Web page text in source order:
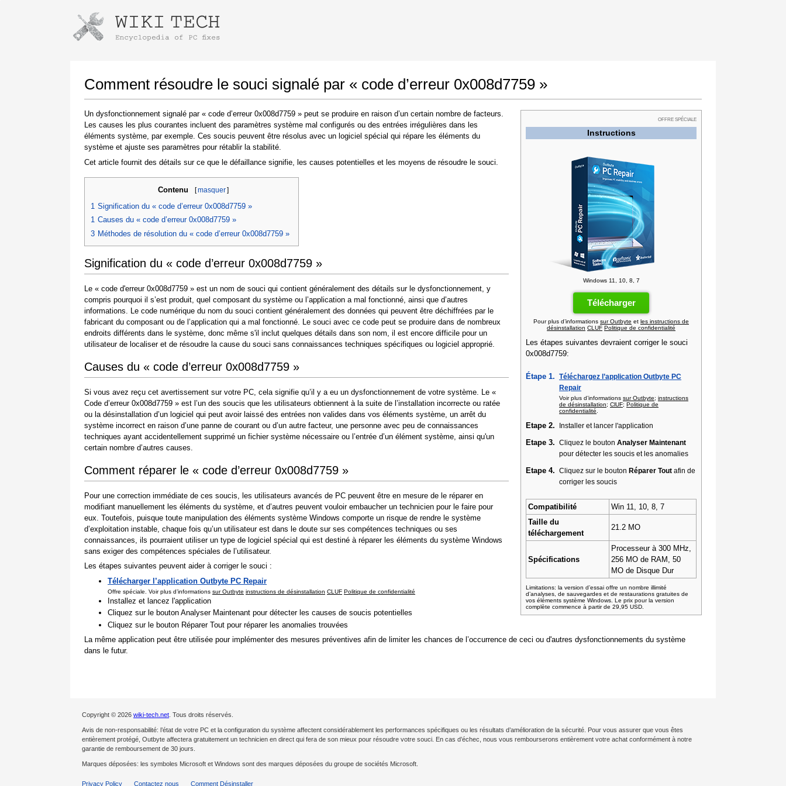
Comment résoudre le souci signalé par « code d’erreur 0x008d7759 »
OFFRE SPÉCIALE
Instructions
Windows 11, 10, 8, 7
Télécharger
Pour plus d’informations sur Outbyte et les instructions de
désinstallation CLUF Politique de confidentialité
Les étapes suivantes devraient corriger le souci
0x008d7759:
Étape 1.
Téléchargez l’application Outbyte PC
Repair
Voir plus d’informations sur Outbyte; instructions
de désinstallation; ClUF; Politique de
confidentialité
Etape 2. Installer et lancer l'application
Etape 3. Cliquez le bouton Analyser Maintenant
pour détecter les soucis et les anomalies
Etape 4. Cliquez sur le bouton Réparer Tout afin de
corriger les soucis
Compatibilité
Win 11, 10, 8, 7
Taille du
téléchargement
21.2 MO
Spécifications
Processeur à 300 MHz,
256 MO de RAM, 50
MO de Disque Dur
Limitations: la version d’essai offre un nombre illimité
d’analyses, de sauvegardes et de restaurations gratuites de
vos éléments système Windows. Le prix pour la version
complète commence à partir de 29,95 USD.
Un dysfonctionnement signalé par « code d’erreur 0x008d7759 » peut se produire en raison d’un certain nombre de facteurs.
Les causes les plus courantes incluent des paramètres système mal configurés ou des entrées irrégulières dans les
éléments système, par exemple. Ces soucis peuvent être résolus avec un logiciel spécial qui répare les éléments du
système et ajuste ses paramètres pour rétablir la stabilité.
Cet article fournit des détails sur ce que le défaillance signifie, les causes potentielles et les moyens de résoudre le souci.
Contenu [masquer]
1 Signification du « code d’erreur 0x008d7759 »
1 Causes du « code d’erreur 0x008d7759 »
3 Méthodes de résolution du « code d’erreur 0x008d7759 »
Signification du « code d’erreur 0x008d7759 »
Le « code d'erreur 0x008d7759 » est un nom de souci qui contient généralement des détails sur le dysfonctionnement, y
compris pourquoi il s’est produit, quel composant du système ou l’application a mal fonctionné, ainsi que d’autres
informations. Le code numérique du nom du souci contient généralement des données qui peuvent être déchiffrées par le
fabricant du composant ou de l’application qui a mal fonctionné. Le souci avec ce code peut se produire dans de nombreux
endroits différents dans le système, donc même s'il inclut quelques détails dans son nom, il est encore difficile pour un
utilisateur de localiser et de résoudre la cause du souci sans connaissances techniques spécifiques ou logiciel approprié.
Causes du « code d’erreur 0x008d7759 »
Si vous avez reçu cet avertissement sur votre PC, cela signifie qu’il y a eu un dysfonctionnement de votre système. Le «
Code d’erreur 0x008d7759 » est l’un des soucis que les utilisateurs obtiennent à la suite de l’installation incorrecte ou ratée
ou la désinstallation d’un logiciel qui peut avoir laissé des entrées non valides dans vos éléments système, un arrêt du
système incorrect en raison d’une panne de courant ou d’un autre facteur, une personne avec peu de connaissances
techniques ayant accidentellement supprimé un fichier système nécessaire ou l’entrée d’un élément système, ainsi qu'un
certain nombre d’autres causes.
Comment réparer le « code d’erreur 0x008d7759 »
Pour une correction immédiate de ces soucis, les utilisateurs avancés de PC peuvent être en mesure de le réparer en
modifiant manuellement les éléments du système, et d’autres peuvent vouloir embaucher un technicien pour le faire pour
eux. Toutefois, puisque toute manipulation des éléments système Windows comporte un risque de rendre le système
d’exploitation instable, chaque fois qu’un utilisateur est dans le doute sur ses compétences techniques ou ses
connaissances, ils pourraient utiliser un type de logiciel spécial qui est destiné à réparer les éléments du système Windows
sans exiger des compétences spéciales de l’utilisateur.
Les étapes suivantes peuvent aider à corriger le souci :
Télécharger l’application Outbyte PC Repair
Offre spéciale. Voir plus d’informations sur Outbyte instructions de désinstallation CLUF Politique de confidentialité
Installez et lancez l'application
Cliquez sur le bouton Analyser Maintenant pour détecter les causes de soucis potentielles
Cliquez sur le bouton Réparer Tout pour réparer les anomalies trouvées
La même application peut être utilisée pour implémenter des mesures préventives afin de limiter les chances de l’occurrence de ceci ou d'autres dysfonctionnements du système
dans le futur.
Copyright © 2026 wiki-tech.net . Tous droits réservés.
Avis de non-responsabilité: l’état de votre PC et la configuration du système affectent considérablement les performances spécifiques ou les résultats d’amélioration de la sécurité. Pour vous assurer que vous êtes
entièrement protégé, Outbyte affectera gratuitement un technicien en direct qui fera de son mieux pour résoudre votre souci. En cas d’échec, nous vous rembourserons entièrement votre achat conformément à notre
garantie de remboursement de 30 jours.
Marques déposées: les symboles Microsoft et Windows sont des marques déposées du groupe de sociétés Microsoft.
Privacy Policy Contactez nous Comment Désinstaller
Instructions pour télécharger avec Google Chrome
Une fois le téléchargement terminé, cliquez sur
le lien du fichier téléchargé